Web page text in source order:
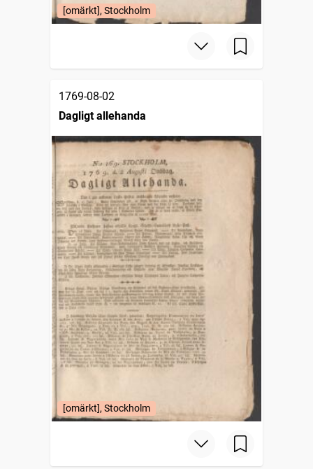
[omärkt], Stockholm
1769-08-02
Dagligt allehanda
[omärkt], Stockholm